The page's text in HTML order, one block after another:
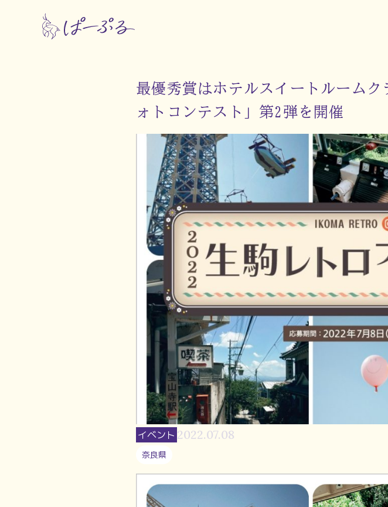
最優秀賞はホテルスイートルーム
ォトコンテスト」第2弾を開催
イベント 2022.07.08
奈良県